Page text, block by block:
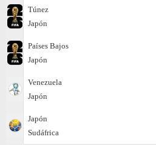
Túnez
Japón
Países Bajos
Japón
Venezuela
Japón
Japón
Sudáfrica